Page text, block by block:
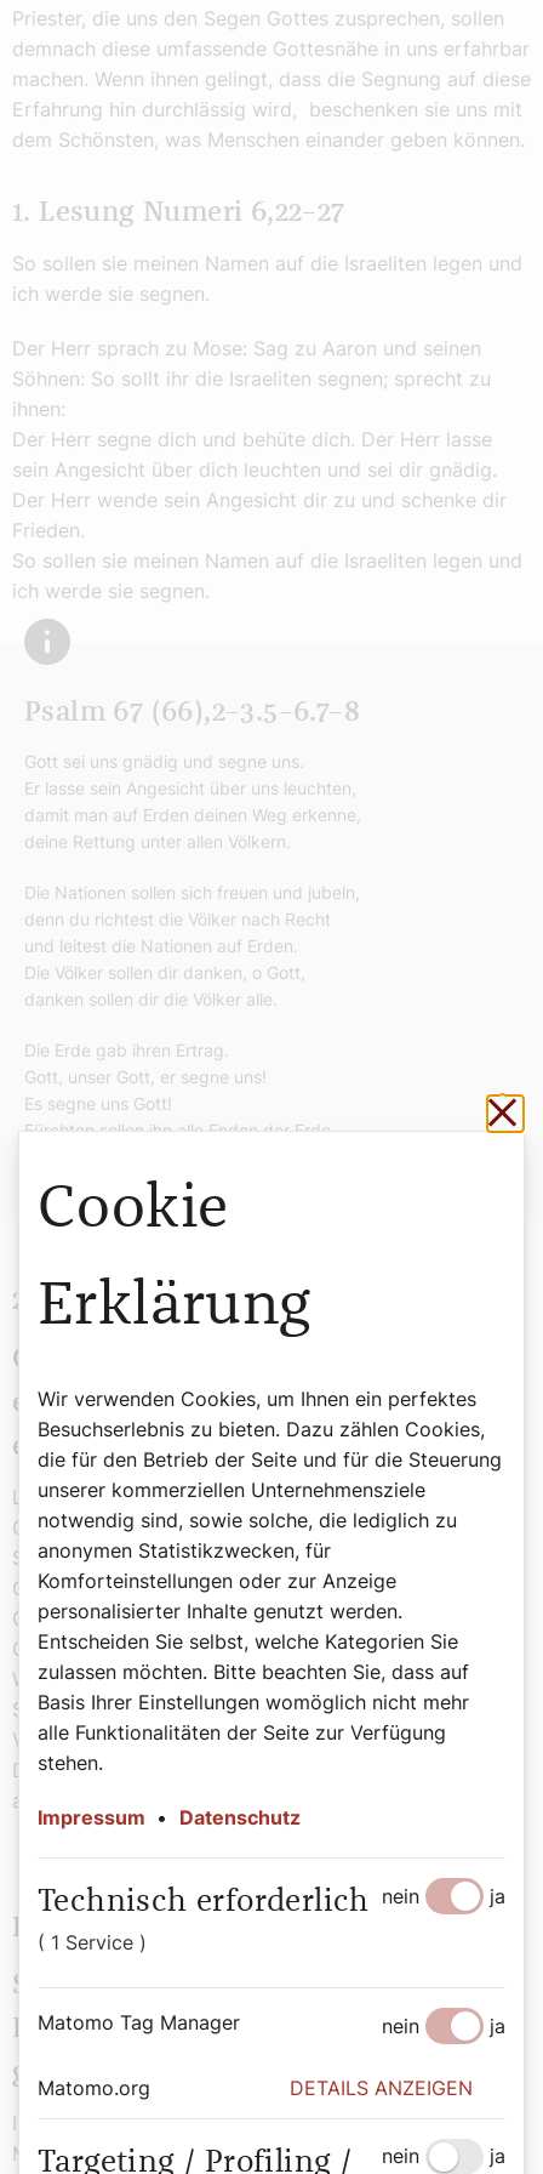
Priester, die uns den Segen Gottes zusprechen, sollen
demnach diese umfassende Gottesnähe in uns erfahrbar
machen. Wenn ihnen gelingt, dass die Segnung auf diese
Erfahrung hin durchlässig wird, beschenken sie uns mit
dem Schönsten, was Menschen einander geben können.
1. Lesung Numeri 6,22–27
So sollen sie meinen Namen auf die Israeliten legen und
ich werde sie segnen.
Der Herr sprach zu Mose: Sag zu Aaron und seinen
Söhnen: So sollt ihr die Israeliten segnen; sprecht zu
ihnen:
Der Herr segne dich und behüte dich. Der Herr lasse
sein Angesicht über dich leuchten und sei dir gnädig.
Der Herr wende sein Angesicht dir zu und schenke dir
Frieden.
So sollen sie meinen Namen auf die Israeliten legen und
ich werde sie segnen.
Psalm 67 (66),2–3.5–6.7–8
Gott sei uns gnädig und segne uns.
Er lasse sein Angesicht über uns leuchten,
damit man auf Erden deinen Weg erkenne,
deine Rettung unter allen Völkern.
Die Nationen sollen sich freuen und jubeln,
denn du richtest die Völker nach Recht
und leitest die Nationen auf Erden.
Die Völker sollen dir danken, o Gott,
danken sollen dir die Völker alle.
Die Erde gab ihren Ertrag.
Gott, unser Gott, er segne uns!
Es segne uns Gott!
Fürchten sollen ihn alle Enden der Erde.
2. Lesung Galater 4,4–7
Gott sandte seinen Sohn, geboren von
einer Frau, damit wir die Sohnschaft
erlangen.
Lesung aus dem Brief des Apostels Paulus an die
Gemeinden in Galátien.
Schwestern und Brüder! Als die Zeit erfüllt war, sandte
Gott seinen Sohn, geboren von einer Frau und dem
Gesetz unterstellt, damit er die freikaufe, die unter dem
Gesetz stehen, und damit wir die Sohnschaft erlangen.
Weil ihr aber Söhne seid, sandte Gott den Geist seines
Sohnes in unsere Herzen, den Geist, der ruft: Abba,
Vater.
Daher bist du nicht mehr Sklave, sondern Sohn; bist du
aber Sohn, dann auch Erbe, Erbe durch Gott.
Evangelium Johannes Lukas 2,16–21
Sie fanden Maria und Josef und das
Kind. Als acht Tage vorüber waren,
gab man dem Kind den Namen Jesus.
In jener Zeit eilten die Hirten nach Betlehem und fanden
Maria und Josef und das Kind, das in der Krippe lag. Als
Cookie
Erklärung
Wir verwenden Cookies, um Ihnen ein perfektes
Besuchserlebnis zu bieten. Dazu zählen Cookies,
die für den Betrieb der Seite und für die Steuerung
unserer kommerziellen Unternehmensziele
notwendig sind, sowie solche, die lediglich zu
anonymen Statistikzwecken, für
Komforteinstellungen oder zur Anzeige
personalisierter Inhalte genutzt werden.
Entscheiden Sie selbst, welche Kategorien Sie
zulassen möchten. Bitte beachten Sie, dass auf
Basis Ihrer Einstellungen womöglich nicht mehr
alle Funktionalitäten der Seite zur Verfügung
stehen.
Impressum • Datenschutz
Technisch erforderlich
( 1 Service )
nein ja
Matomo Tag Manager nein ja
Matomo.org DETAILS ANZEIGEN
Targeting / Profiling /
nein ja